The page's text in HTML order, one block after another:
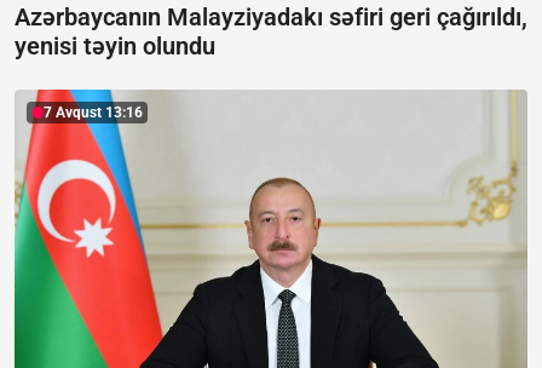
Azərbaycanın Malayziyadakı səfiri geri çağırıldı,
yenisi təyin olundu
7 Avqust 13:16